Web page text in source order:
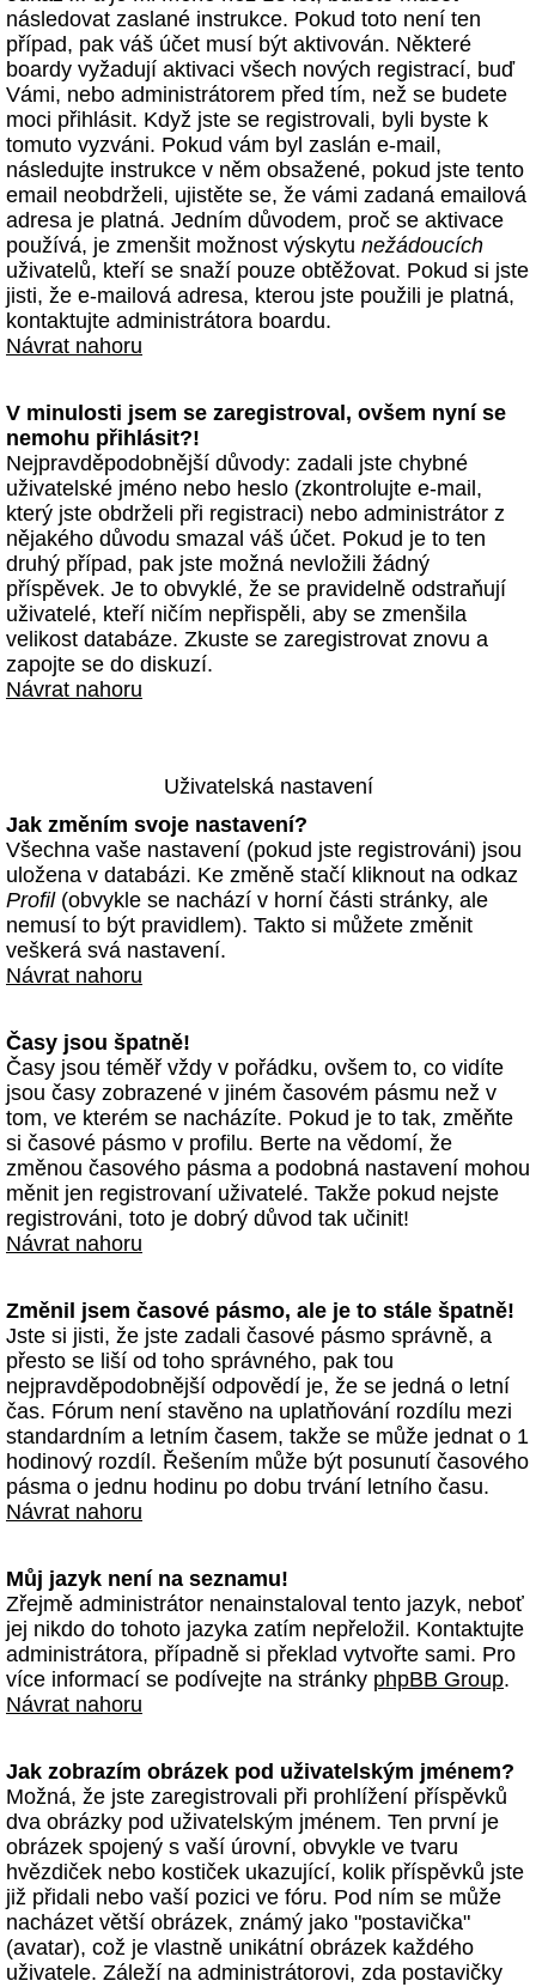
následovat zaslané instrukce. Pokud toto není ten
případ, pak váš účet musí být aktivován. Některé
boardy vyžadují aktivaci všech nových registrací, buď
Vámi, nebo administrátorem před tím, než se budete
moci přihlásit. Když jste se registrovali, byli byste k
tomuto vyzváni. Pokud vám byl zaslán e-mail,
následujte instrukce v něm obsažené, pokud jste tento
email neobdrželi, ujistěte se, že vámi zadaná emailová
adresa je platná. Jedním důvodem, proč se aktivace
používá, je zmenšit možnost výskytu nežádoucích
uživatelů, kteří se snaží pouze obtěžovat. Pokud si jste
jisti, že e-mailová adresa, kterou jste použili je platná,
kontaktujte administrátora boardu.
Návrat nahoru
V minulosti jsem se zaregistroval, ovšem nyní se
nemohu přihlásit?!
Nejpravděpodobnější důvody: zadali jste chybné
uživatelské jméno nebo heslo (zkontrolujte e-mail,
který jste obdrželi při registraci) nebo administrátor z
nějakého důvodu smazal váš účet. Pokud je to ten
druhý případ, pak jste možná nevložili žádný
příspěvek. Je to obvyklé, že se pravidelně odstraňují
uživatelé, kteří ničím nepřispěli, aby se zmenšila
velikost databáze. Zkuste se zaregistrovat znovu a
zapojte se do diskuzí.
Návrat nahoru
Uživatelská nastavení
Jak změním svoje nastavení?
Všechna vaše nastavení (pokud jste registrováni) jsou
uložena v databázi. Ke změně stačí kliknout na odkaz
Profil(obvykle se nachází v horní části stránky, ale
nemusí to být pravidlem). Takto si můžete změnit
veškerá svá nastavení.
Návrat nahoru
Časy jsou špatně!
Časy jsou téměř vždy v pořádku, ovšem to, co vidíte
jsou časy zobrazené v jiném časovém pásmu než v
tom, ve kterém se nacházíte. Pokud je to tak, změňte
si časové pásmo v profilu. Berte na vědomí, že
změnou časového pásma a podobná nastavení mohou
měnit jen registrovaní uživatelé. Takže pokud nejste
registrováni, toto je dobrý důvod tak učinit!
Návrat nahoru
Změnil jsem časové pásmo, ale je to stále špatně!
Jste si jisti, že jste zadali časové pásmo správně, a
přesto se liší od toho správného, pak tou
nejpravděpodobnější odpovědí je, že se jedná o letní
čas. Fórum není stavěno na uplatňování rozdílu mezi
standardním a letním časem, takže se může jednat o 1
hodinový rozdíl. Řešením může být posunutí časového
pásma o jednu hodinu po dobu trvání letního času.
Návrat nahoru
Můj jazyk není na seznamu!
Zřejmě administrátor nenainstaloval tento jazyk, neboť
jej nikdo do tohoto jazyka zatím nepřeložil. Kontaktujte
administrátora, případně si překlad vytvořte sami. Pro
více informací se podívejte na stránky phpBB Group.
Návrat nahoru
Jak zobrazím obrázek pod uživatelským jménem?
Možná, že jste zaregistrovali při prohlížení příspěvků
dva obrázky pod uživatelským jménem. Ten první je
obrázek spojený s vaší úrovní, obvykle ve tvaru
hvězdiček nebo kostiček ukazující, kolik příspěvků jste
již přidali nebo vaší pozici ve fóru. Pod ním se může
nacházet větší obrázek, známý jako "postavička"
(avatar), což je vlastně unikátní obrázek každého
uživatele. Záleží na administrátorovi, zda postavičky